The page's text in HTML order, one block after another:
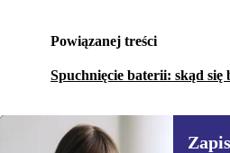
Powiązanej treści
Spuchnięcie baterii: skąd